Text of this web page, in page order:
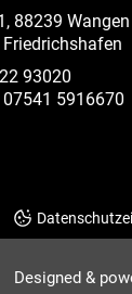
88239 Wangen
93020
07541 5916670
Designed &